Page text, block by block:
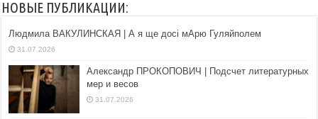
НОВЫЕ ПУБЛИКАЦИИ:
Людмила ВАКУЛИНСКАЯ | А я ще досі мАрю Гуляйполем
31.07.2026
Александр ПРОКОПОВИЧ | Подсчет литературных
мер и весов
31.07.2026